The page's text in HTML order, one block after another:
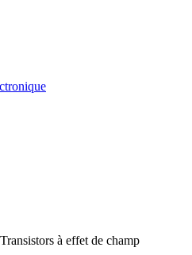
Transistors à effet de champ